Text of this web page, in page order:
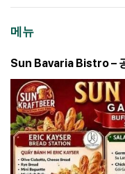
메뉴
Sun Bavaria Bistro –